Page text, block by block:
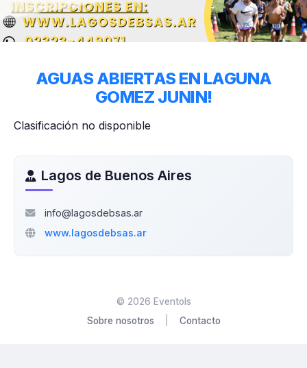
AGUAS ABIERTAS EN LAGUNA
GOMEZ JUNIN!
Clasificación no disponible
Lagos de Buenos Aires
info@lagosdebsas.ar
www.lagosdebsas.ar
© 2026 Eventols
Sobre nosotros
Contacto